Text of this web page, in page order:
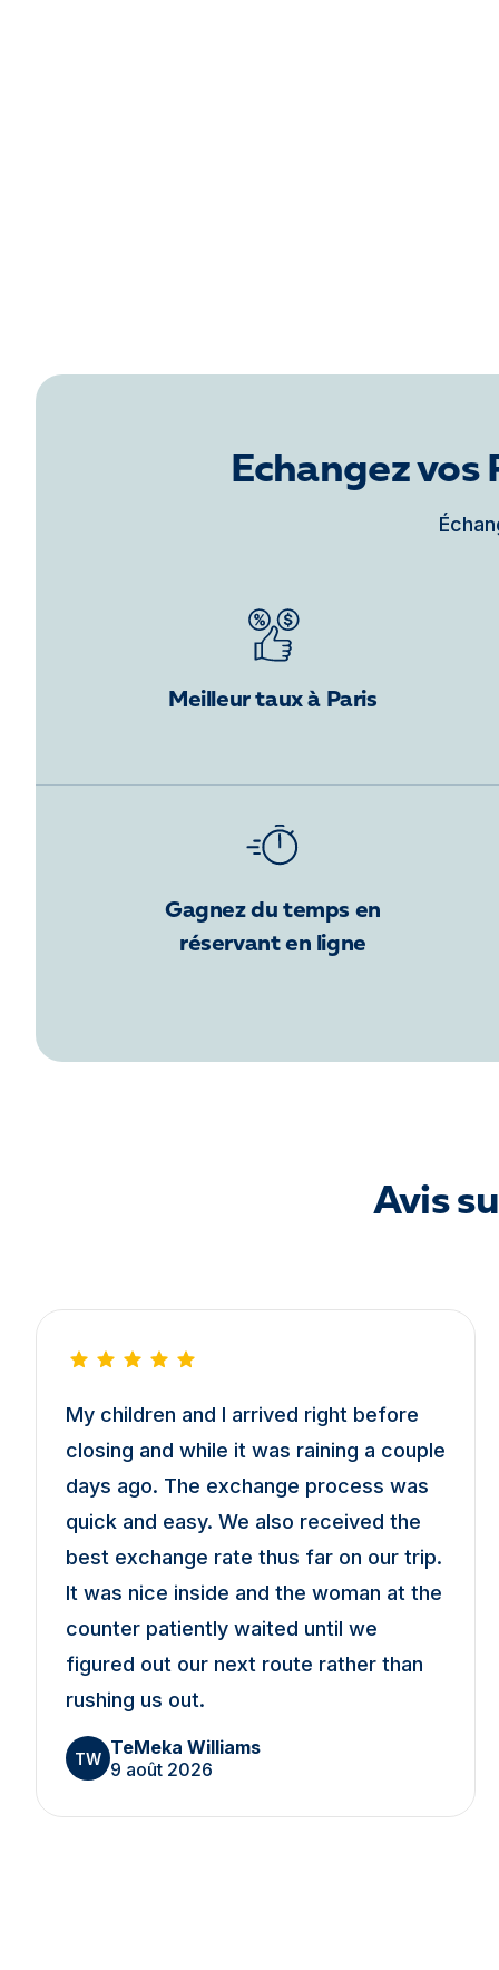
Echangez
Meilleur taux à Paris
Gagnez du temps en
réservant en ligne
Avis
My children and I arrived right before
closing and while it was raining a couple
days ago. The exchange process was
quick and easy. We also received the
best exchange rate thus far on our trip.
It was nice inside and the woman at the
counter patiently waited until we
figured out our next route rather than
rushing us out.
TW TeMeka Williams
9 août 2026